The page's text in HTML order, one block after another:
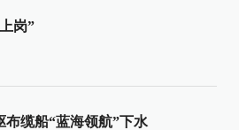
岗”
布缆船“蓝海领航”下水